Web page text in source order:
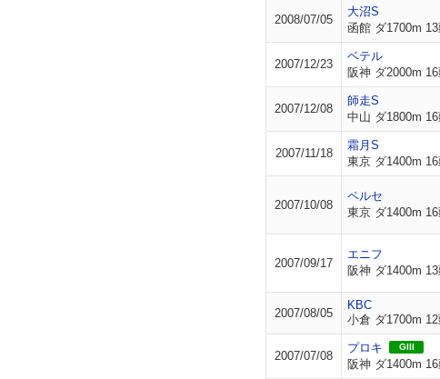
2008/07/05
大沼S
函館 ダ1700m
2007/12/23
ベテル
阪神 ダ2000m
2007/12/08
師走S
中山 ダ1800m
2007/11/18
霜月S
東京 ダ1400m
2007/10/08
ペルセ
東京 ダ1400m
2007/09/17
エニフ
阪神 ダ1400m
2007/08/05
KBC
小倉 ダ1700m
2007/07/08
プロキ GIII
阪神 ダ1400m